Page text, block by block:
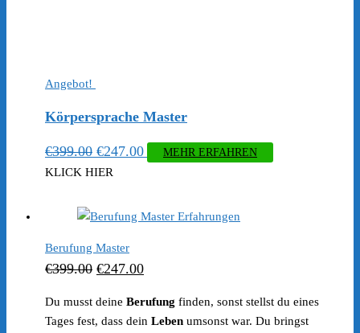
Angebot!
Körpersprache Master
€399.00 Ursprünglicher
Preis
€399.00
€247.00Aktueller
€247.00.
MEHR ERFAHREN
KLICK HIER
Berufung Master
€399.00 Ursprünglicher
€247.00Aktueller
Du musst deine Berufung finden, sonst stellst du eines
Tages fest, dass dein Leben umsonst war. Du bringst